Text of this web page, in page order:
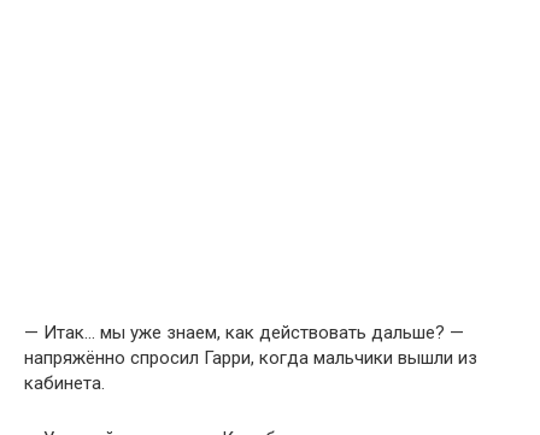
— Итак… мы уже знаем, как действовать дальше? —
напряжённо спросил Гарри, когда мальчики вышли из
кабинета.